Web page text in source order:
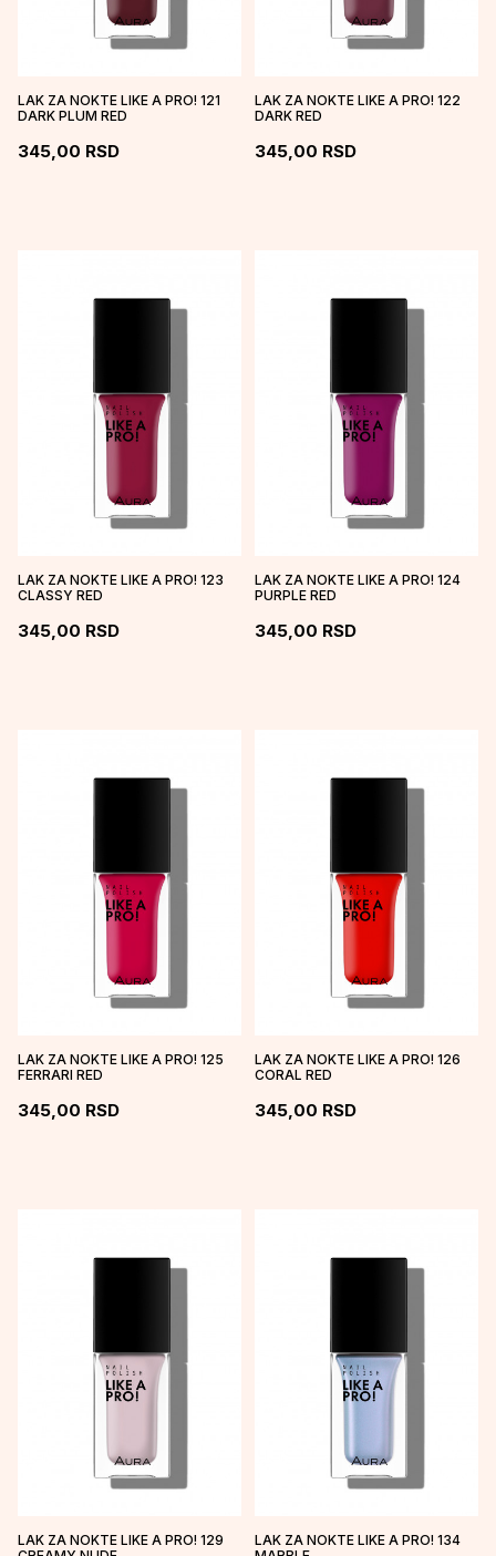
LAK ZA NOKTE LIKE A PRO! 121
DARK PLUM RED
345,00 RSD
LAK ZA NOKTE LIKE A PRO! 122
DARK RED
345,00 RSD
LAK ZA NOKTE LIKE A PRO! 123
CLASSY RED
345,00 RSD
LAK ZA NOKTE LIKE A PRO! 124
PURPLE RED
345,00 RSD
LAK ZA NOKTE LIKE A PRO! 125
FERRARI RED
345,00 RSD
LAK ZA NOKTE LIKE A PRO! 126
CORAL RED
345,00 RSD
LAK ZA NOKTE LIKE A PRO! 129
LAK ZA NOKTE LIKE A PRO! 134